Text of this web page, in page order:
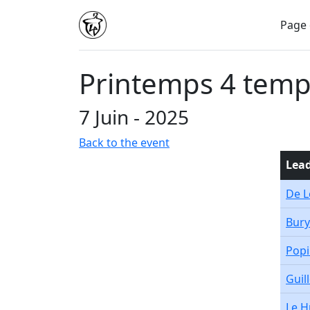
Printemps 4
7 Juin - 2025
Back to the event
De